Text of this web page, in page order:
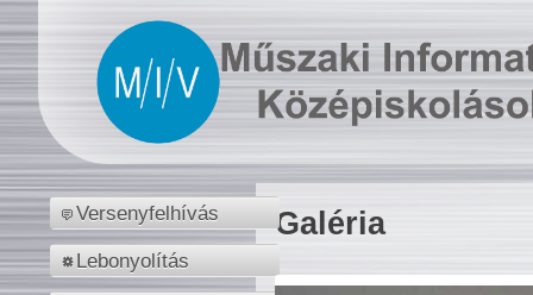
Versenyfelhívás
Lebonyolítás
Galéria